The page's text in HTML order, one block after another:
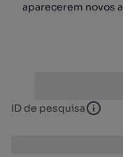
aparecerem novos
ID de pesquisa ID de